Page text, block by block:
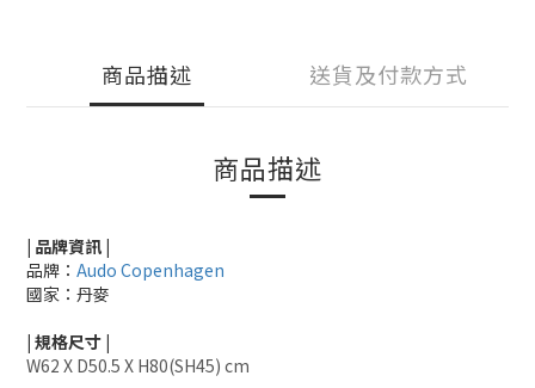
商品描述 送貨及付款方式
商品描述
| 品牌資訊 |
品牌： Audo Copenhagen
國家：丹麥
| 規格尺寸 |
W62 X D50.5 X H80(SH45) cm